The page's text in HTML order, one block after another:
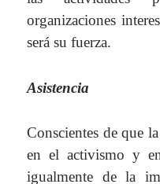
organizaciones
será su fuerza.
Asistencia
Conscientes de que
en el activismo y
igualmente de la